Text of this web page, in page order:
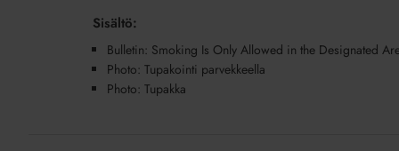
Designated
Sisältö:
Bulletin: Smoking Is Only Allowed in the Designated
Photo: Tupakointi parvekkeella
Photo: Tupakka